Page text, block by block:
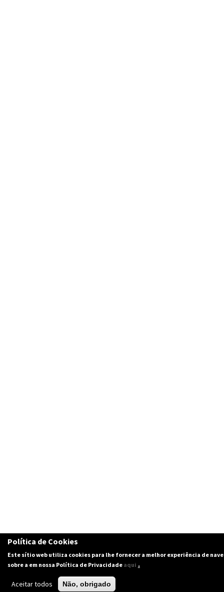
Política de Cookies
Este sítio web utiliza cookies para lhe fornecer a melhor experiência de
sobre a em nossa Política de Privacidade aqui .
Aceitar todos Não, obrigado